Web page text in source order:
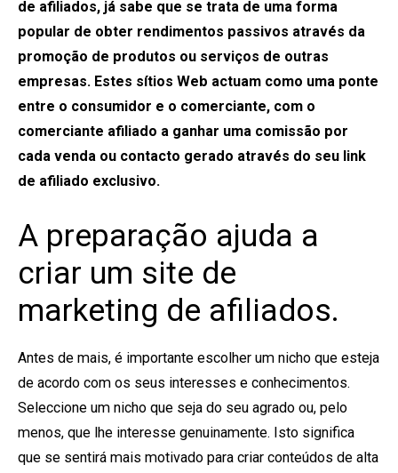
de afiliados, já sabe que se trata de uma forma
popular de obter rendimentos passivos através da
promoção de produtos ou serviços de outras
empresas. Estes sítios Web actuam como uma ponte
entre o consumidor e o comerciante, com o
comerciante afiliado a ganhar uma comissão por
cada venda ou contacto gerado através do seu link
de afiliado exclusivo.
A preparação ajuda a
criar um site de
marketing de afiliados.
Antes de mais, é importante escolher um nicho que esteja
de acordo com os seus interesses e conhecimentos.
Seleccione um nicho que seja do seu agrado ou, pelo
menos, que lhe interesse genuinamente. Isto significa
que se sentirá mais motivado para criar conteúdos de alta